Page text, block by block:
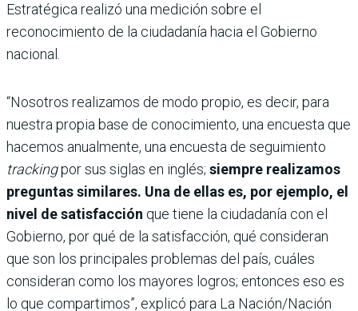
Estratégica realizó una medición sobre el
reconocimiento de la ciudadanía hacia el Gobierno
nacional.
“Nosotros realizamos de modo propio, es decir, para
nuestra propia base de conocimiento, una encuesta que
hacemos anualmente, una encuesta de seguimiento
trackingpor sus siglas en inglés; siempre realizamos
preguntas similares. Una de ellas es, por ejemplo, el
nivel de satisfacción que tiene la ciudadanía con el
Gobierno, por qué de la satisfacción, qué consideran
que son los principales problemas del país, cuáles
consideran como los mayores logros; entonces eso es
lo que compartimos”, explicó para La Nación/Nación